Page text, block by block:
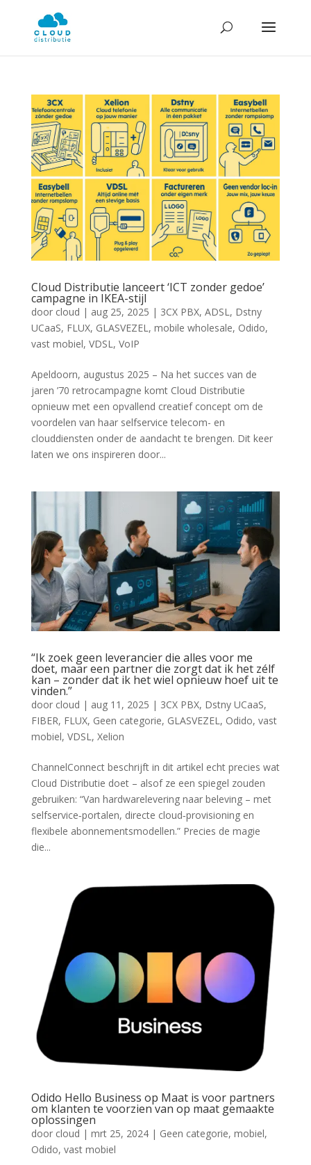
Cloud Distributie lanceert ‘ICT zonder gedoe’
campagne in IKEA-stijl
door cloud | aug 25, 2025 | 3CX PBX, ADSL , Dstny
UCaaS, FLUX, GLASVEZEL , mobile wholesale, Odido,
vast mobiel, VDSL , VoIP
Apeldoorn, augustus 2025 – Na het succes van de
jaren ’70 retrocampagne komt Cloud Distributie
opnieuw met een opvallend creatief concept om de
voordelen van haar selfservice telecom- en
clouddiensten onder de aandacht te brengen. Dit keer
laten we ons inspireren door...
“Ik zoek geen leverancier die alles voor me
doet, maar een partner die zorgt dat ik het zélf
kan – zonder dat ik het wiel opnieuw hoef uit te
vinden.”
door cloud | aug 11, 2025 | 3CX PBX, Dstny UCaaS,
FIBER, FLUX, Geen categorie, GLASVEZEL, Odido, vast
mobiel, VDSL, Xelion
ChannelConnect beschrijft in dit artikel echt precies wat
Cloud Distributie doet – alsof ze een spiegel zouden
gebruiken: “Van hardwarelevering naar beleving – met
selfservice‑portalen, directe cloud‑provisioning en
flexibele abonnementsmodellen.” Precies de magie
die...
Odido Hello Business op Maat is voor partners
om klanten te voorzien van op maat gemaakte
oplossingen
door cloud | mrt 25, 2024| Geen categorie, mobiel,
Odido, vast mobiel